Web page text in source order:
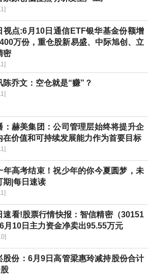
视点:6月10日通信ETF银华基金份额增
万份，重仓股新易盛、中际旭创、立
密
陈乔文：空仓就是“赚”？
：赫美集团：公司管理层始终将提升企
在价值和可持续发展能力作为首要目标
年高考结束！祝少年的你今夏圆梦，未
期|每日速读
速看!股票行情快报：智信精密（30151
月10日主力资金净卖出95.55万元
股份：6月9日高管梁惠玲减持股份合计